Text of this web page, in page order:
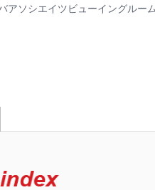
アソシエイツビューイングルー